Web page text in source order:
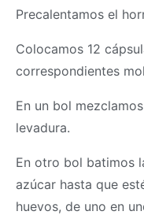
Precalentamos el
Colocamos 12
correspondientes
En un bol
levadura.
En otro bol batimos
azúcar hasta que
huevos, de uno en